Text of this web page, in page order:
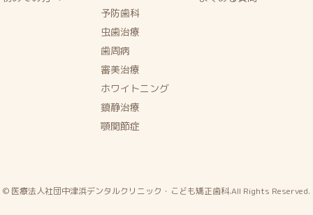
予防歯科
虫歯治療
歯周病
審美治療
ホワイトニング
鎮静治療
顎関節症
© 医療法人社団中津浜デンタルクリニック・こども矯正歯科.All Rights Reserved.